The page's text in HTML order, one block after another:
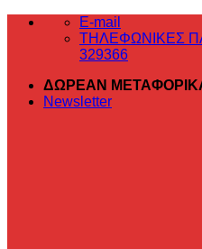
Μετάβαση
περιεχόμενο
E-mail
ΤΗΛΕΦΩΝΙΚΕΣ
329366
ΔΩΡΕΑΝ
Newsletter